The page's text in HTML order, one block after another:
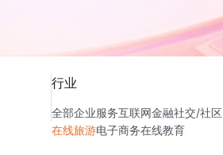
行业
全部企业服务互联网金融社交/社区
在线旅游电子商务在线教育